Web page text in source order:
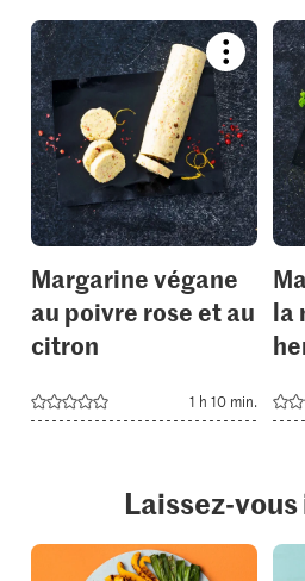
Bookmark
recipe
or
add
it
to
your
collections.
Margarine végane
au poivre rose et au
citron
1 h 10 min.
la
Laissez-